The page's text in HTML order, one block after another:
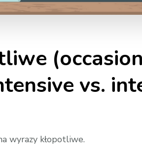
vs.
wyrazy kłopotliwe.